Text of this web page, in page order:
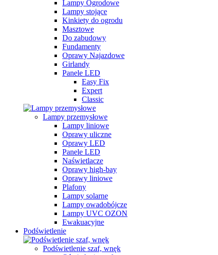
Lampy Ogrodowe
Lampy stojące
Kinkiety do ogrodu
Masztowe
Do zabudowy
Fundamenty
Oprawy Najazdowe
Girlandy
Panele LED
Easy Fix
Expert
Classic
Lampy przemysłowe
Lampy liniowe
Oprawy uliczne
Oprawy LED
Panele LED
Naświetlacze
Oprawy high-bay
Oprawy liniowe
Plafony
Lampy solarne
Lampy owadobójcze
Lampy UVC OZON
Ewakuacyjne
Podświetlenie
Podświetlenie szaf, wnęk